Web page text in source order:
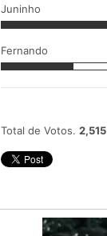
Juninho
Fernando
Total de Votos. 2,515